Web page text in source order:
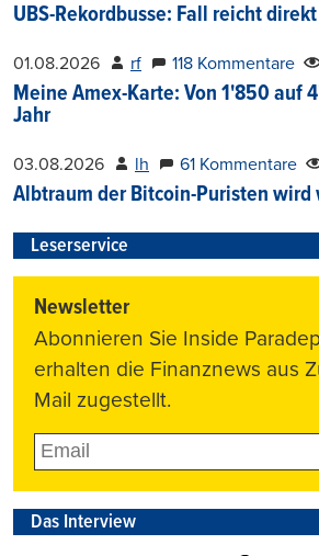
UBS-Rekordbusse: Fall reicht
01.08.2026 rf 118 Kommentare
Meine Amex-Karte: Von 1'850 auf
Jahr
03.08.2026 lh 61 Kommentare
Albtraum der Bitcoin-Puristen wird
Leserservice
Newsletter
Abonnieren Sie Inside
erhalten die Finanznews aus
Mail zugestellt.
Das Interview